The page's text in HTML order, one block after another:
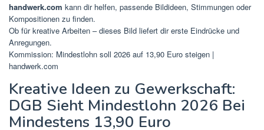
handwerk.com kann dir helfen, passende Bildideen, Stimmungen oder
Kompositionen zu finden.
Ob für kreative Arbeiten – dieses Bild liefert dir erste Eindrücke und
Anregungen.
Kommission: Mindestlohn soll 2026 auf 13,90 Euro steigen |
handwerk.com
Kreative Ideen zu Gewerkschaft:
DGB Sieht Mindestlohn 2026 Bei
Mindestens 13,90 Euro